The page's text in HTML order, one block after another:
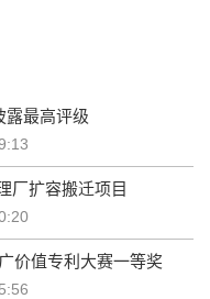
露最高评级
厂扩容搬迁项目
价值专利大赛一等奖